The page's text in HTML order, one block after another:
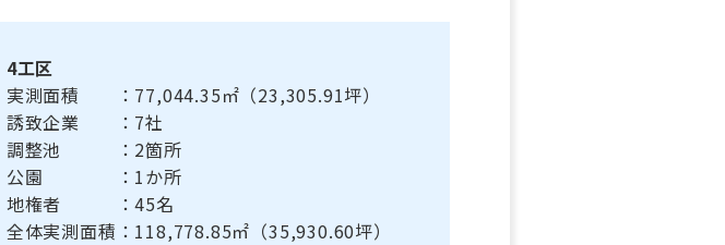
4工区
実測面積 ：77,044.35㎡（23,305.91坪）
誘致企業 ：7社
調整池 ：2箇所
公園 ：1か所
地権者 ：45名
全体実測面積：118,778.85㎡（35,930.60坪）